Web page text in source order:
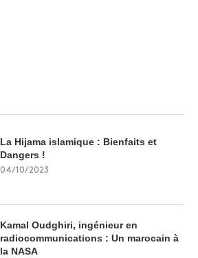
La Hijama islamique : Bienfaits et
Dangers !
04/10/2023
Kamal Oudghiri, ingénieur en
radiocommunications : Un marocain à
la NASA